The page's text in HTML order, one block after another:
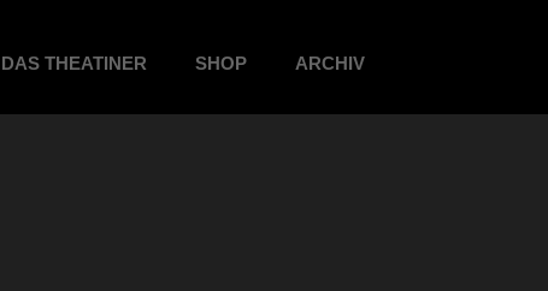
DAS THEATINER SHOP ARCHIV